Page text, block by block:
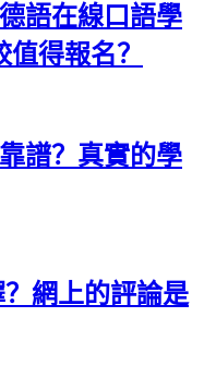
語在線口語學
得報名？
譜？真實的學
網上的評論是